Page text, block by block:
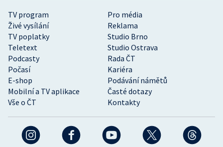
TV program
Pro média
Živé vysílání
Reklama
TV poplatky
Studio Brno
Teletext
Studio Ostrava
Podcasty
Rada ČT
Počasí
Kariéra
E-shop
Podávání námětů
Mobilní a TV aplikace
Časté dotazy
Vše o ČT
Kontakty